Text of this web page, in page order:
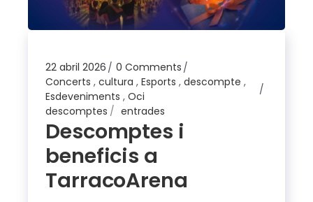
22 abril 2026
0 Comments
Concerts ,cultura ,Esports ,descompte ,
Esdeveniments ,Oci
descomptes
entrades
Descomptes i
beneficis a
TarracoArena